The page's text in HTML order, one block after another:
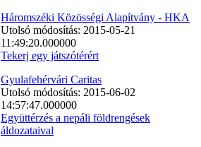
Háromszéki Közösségi Alapítvány - HKA
Utolsó módosítás: 2015-05-21
11:49:20.000000
Tekerj egy játszótérért
Gyulafehérvári Caritas
Utolsó módosítás: 2015-06-02
14:57:47.000000
Együttérzés a nepáli földrengések
áldozataival